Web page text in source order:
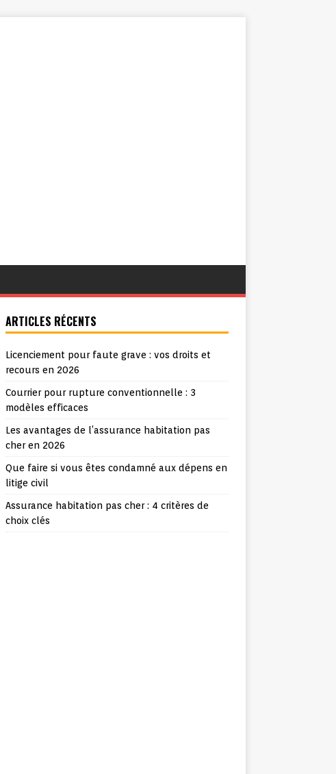
ARTICLES RÉCENTS
Licenciement pour faute grave : vos droits et
recours en 2026
Courrier pour rupture conventionnelle : 3
modèles efficaces
Les avantages de l’assurance habitation pas
cher en 2026
Que faire si vous êtes condamné aux dépens en
litige civil
Assurance habitation pas cher : 4 critères de
choix clés